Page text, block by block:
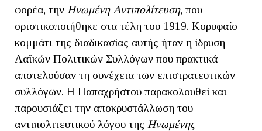
φορέα, την Ηνωμένη Αντιπολίτευση, που
οριστικοποιήθηκε στα τέλη του 1919. Κορυφαίο
κομμάτι της διαδικασίας αυτής ήταν η ίδρυση
Λαϊκών Πολιτικών Συλλόγων που πρακτικά
αποτελούσαν τη συνέχεια των επιστρατευτικών
συλλόγων. Η Παπαχρήστου παρακολουθεί και
παρουσιάζει την αποκρυστάλλωση του
αντιπολιτευτικού λόγου της Ηνωμένης